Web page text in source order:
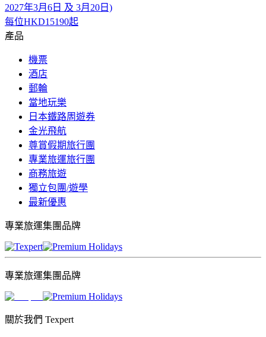
2027年3月6日 及 3月20日)
每位HKD15190起
產品
機票
酒店
郵輪
當地玩樂
日本鐵路周遊券
金光飛航
尊賞假期旅行團
專業旅運旅行團
商務旅遊
獨立包團/遊學
最新優惠
專業旅運集團品牌
專業旅運集團品牌
關於我們 Texpert